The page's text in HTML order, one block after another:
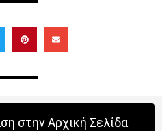
στην Αρχική Σελίδα